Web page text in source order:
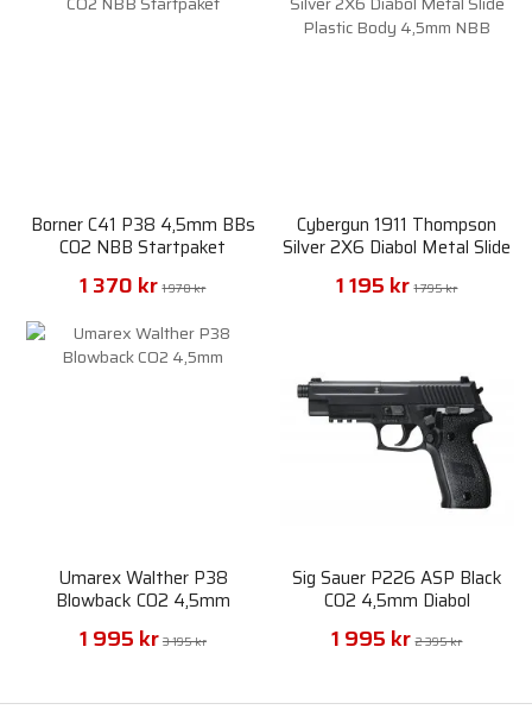
Borner C41 P38 4,5mm BBs
CO2 NBB Startpaket
1 370 kr 1 970 kr
Cybergun 1911 Thompson
Silver 2X6 Diabol Metal Slide
Plastic Body 4,5mm NBB
1 195 kr 1 795 kr
Umarex Walther P38
Blowback CO2 4,5mm
1 995 kr 3 195 kr
Sig Sauer P226 ASP Black
CO2 4,5mm Diabol
1 995 kr 2 395 kr